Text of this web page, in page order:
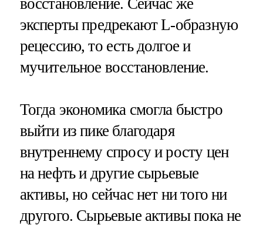
эксперты предрекают L-образную
рецессию, то есть долгое и
мучительное восстановление.
Тогда экономика смогла быстро
выйти из пике благодаря
внутреннему спросу и росту цен
на нефть и другие сырьевые
активы, но сейчас нет ни того ни
другого. Сырьевые активы пока не